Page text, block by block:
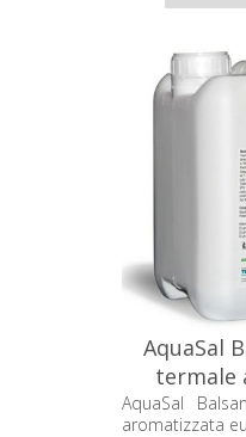
AquaSal
termale
AquaSal
aromatizzata